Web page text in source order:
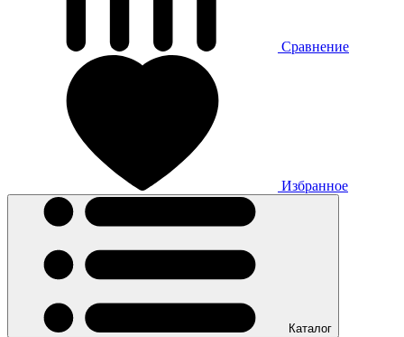
Сравнение
Избранное
Каталог